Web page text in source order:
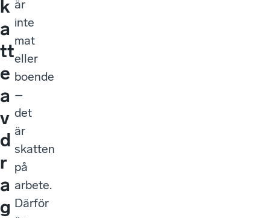
k
a
tt
e
a
v
d
r
a
g
är
inte
mat
eller
boende
–
det
är
skatten
på
arbete.
Därför